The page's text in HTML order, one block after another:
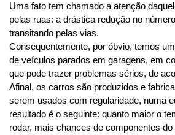
Uma fato tem chamado a atenção
pelas ruas: a drástica redução no
transitando pelas vias.
Consequentemente, por óbvio, temos
de veículos parados em garagens, em
que pode trazer problemas sérios, de
Afinal, os carros são produzidos e
serem usados com regularidade, numa
resultado é o seguinte: quanto maior o
rodar, mais chances de componentes